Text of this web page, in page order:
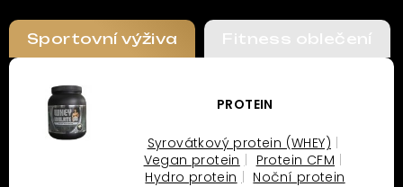
Sportovní výživa Fitness oblečení
PROTEIN
Syrovátkový protein (WHEY)
Vegan protein
Protein CFM
Hydro protein
Noční protein